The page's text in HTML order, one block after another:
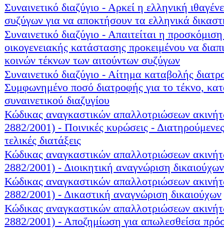
Συναινετικό διαζύγιο - Αρκεί η ελληνική
συζύγων για να αποκτήσουν τα ελληνικά
Συναινετικό διαζύγιο - Απαιτείται η
οικογενειακής κατάστασης προκειμένου να
κοινών τέκνων των αιτούντων συζύγων
Συναινετικό διαζύγιο - Αίτημα καταβολής
Συμφωνημένο ποσό διατροφής για το τέκνο,
συναινετικού διαζυγίου
Κώδικας αναγκαστικών απαλλοτριώσεων
2882/2001) - Ποινικές κυρώσεις -
τελικές διατάξεις
Κώδικας αναγκαστικών απαλλοτριώσεων
2882/2001) - Διοικητική αναγνώριση δικαιούχων
Κώδικας αναγκαστικών απαλλοτριώσεων
2882/2001) - Δικαστική αναγνώριση δικαιούχων
Κώδικας αναγκαστικών απαλλοτριώσεων
2882/2001) - Αποζημίωση για απωλεσθείσα